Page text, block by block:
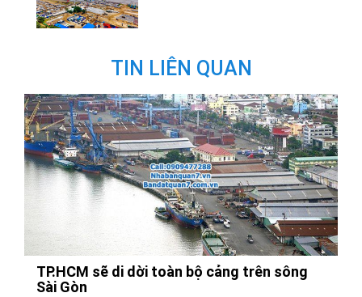
TIN LIÊN QUAN
TP.HCM sẽ di dời toàn bộ cảng trên sông
Sài Gòn